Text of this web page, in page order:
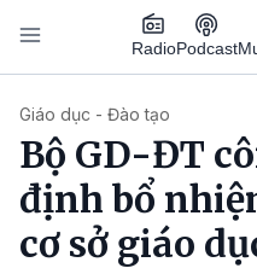
Nhảy đến nội dung
RadioPodcast
Giáo dục - Đào tạo
Bộ GD-ĐT
định bổ
cơ sở giáo